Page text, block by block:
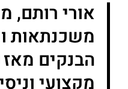
אורי רותם,
משכנתאות